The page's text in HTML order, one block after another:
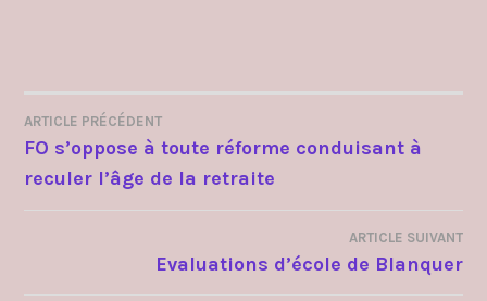
NAVIGATION
DE
ARTICLE PRÉCÉDENT
FO s’oppose à toute réforme conduisant à
reculer l’âge de la retraite
ARTICLE SUIVANT
Evaluations d’école de Blanquer